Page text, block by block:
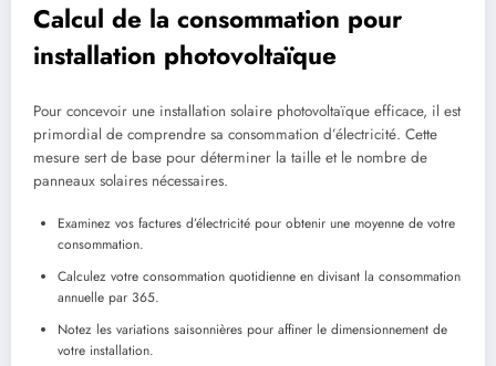
Calcul de la consommation pour
installation photovoltaïque
Pour concevoir une installation solaire photovoltaïque efficace, il est
primordial de comprendre sa consommation d’électricité. Cette
mesure sert de base pour déterminer la taille et le nombre de
panneaux solaires nécessaires.
Examinez vos factures d’électricité pour obtenir une moyenne de votre
consommation.
Calculez votre consommation quotidienne en divisant la consommation
annuelle par 365.
Notez les variations saisonnières pour affiner le dimensionnement de
votre installation.